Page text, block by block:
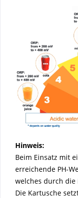
Hinweis:
Beim Einsatz mit
erreichende PH-
welches durch
Die Kartusche